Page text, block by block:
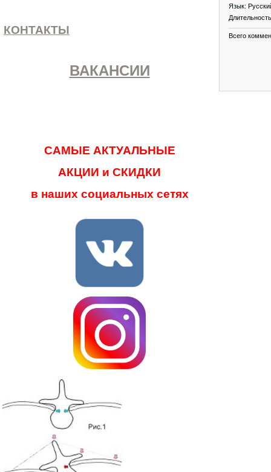
КОНТАКТЫ
ВАКАНСИИ
САМЫЕ АКТУАЛЬНЫЕ
АКЦИИ и СКИДКИ
в наших социальных сетях
Язык:
Всего